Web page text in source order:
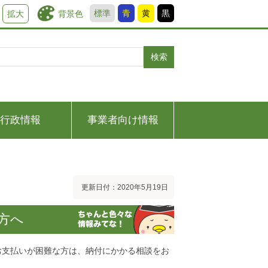
背景色 標準 青 黄 黒
拡大
検索
行政情報 事業者向け情報
更新日付：2020年5月19日
へ
払いが困難な方は、納付にかかる相談をお